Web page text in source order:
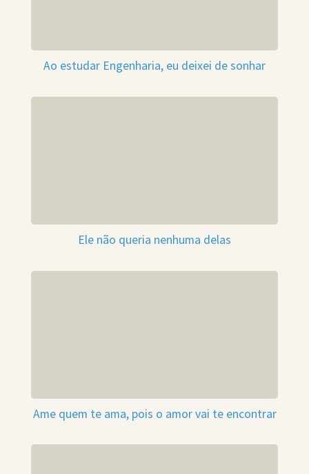
Ao estudar Engenharia, eu deixei de sonhar
Ele não queria nenhuma delas
Ame quem te ama, pois o amor vai te encontrar